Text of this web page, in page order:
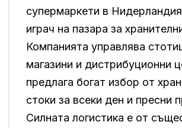
супермаркети в
играч на пазара за
Компанията управлява
магазини и дистрибуционни
предлага богат избор от
стоки за всеки ден и пресни
Силната логистика е от